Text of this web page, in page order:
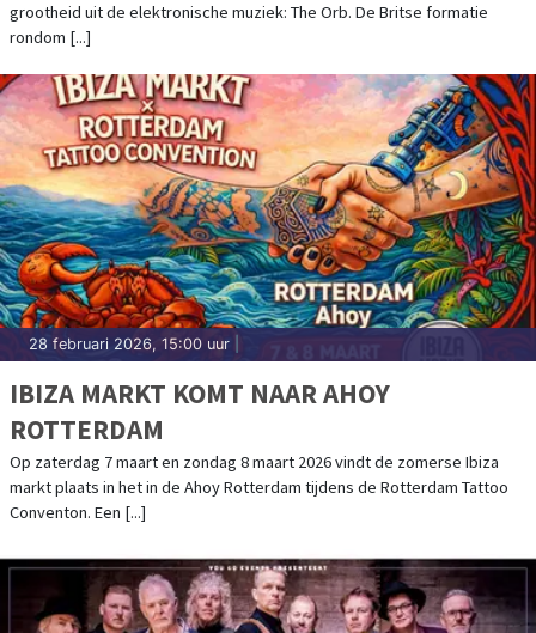
grootheid uit de elektronische muziek: The Orb. De Britse formatie
rondom [...]
28 februari 2026, 15:00 uur
IBIZA MARKT KOMT NAAR AHOY
ROTTERDAM
Op zaterdag 7 maart en zondag 8 maart 2026 vindt de zomerse Ibiza
markt plaats in het in de Ahoy Rotterdam tijdens de Rotterdam Tattoo
Conventon. Een [...]